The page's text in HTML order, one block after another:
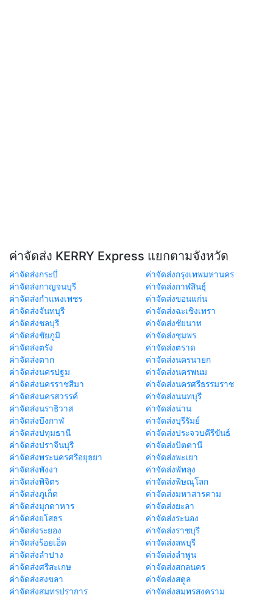
ค่าจัดส่ง KERRY Express แยกตามจังหวัด
ค่าจัดส่งกระบี่
ค่าจัดส่งกรุงเทพมหานคร
ค่าจัดส่งกาญจนบุรี
ค่าจัดส่งกาฬสินธุ์
ค่าจัดส่งกำแพงเพชร
ค่าจัดส่งขอนแก่น
ค่าจัดส่งจันทบุรี
ค่าจัดส่งฉะเชิงเทรา
ค่าจัดส่งชลบุรี
ค่าจัดส่งชัยนาท
ค่าจัดส่งชัยภูมิ
ค่าจัดส่งชุมพร
ค่าจัดส่งตรัง
ค่าจัดส่งตราด
ค่าจัดส่งตาก
ค่าจัดส่งนครนายก
ค่าจัดส่งนครปฐม
ค่าจัดส่งนครพนม
ค่าจัดส่งนครราชสีมา
ค่าจัดส่งนครศรีธรรมราช
ค่าจัดส่งนครสวรรค์
ค่าจัดส่งนนทบุรี
ค่าจัดส่งนราธิวาส
ค่าจัดส่งน่าน
ค่าจัดส่งบึงกาฬ
ค่าจัดส่งบุรีรัมย์
ค่าจัดส่งปทุมธานี
ค่าจัดส่งประจวบคีรีขันธ์
ค่าจัดส่งปราจีนบุรี
ค่าจัดส่งปัตตานี
ค่าจัดส่งพระนครศรีอยุธยา
ค่าจัดส่งพะเยา
ค่าจัดส่งพังงา
ค่าจัดส่งพัทลุง
ค่าจัดส่งพิจิตร
ค่าจัดส่งพิษณุโลก
ค่าจัดส่งภูเก็ต
ค่าจัดส่งมหาสารคาม
ค่าจัดส่งมุกดาหาร
ค่าจัดส่งยะลา
ค่าจัดส่งยโสธร
ค่าจัดส่งระนอง
ค่าจัดส่งระยอง
ค่าจัดส่งราชบุรี
ค่าจัดส่งร้อยเอ็ด
ค่าจัดส่งลพบุรี
ค่าจัดส่งลำปาง
ค่าจัดส่งลำพูน
ค่าจัดส่งศรีสะเกษ
ค่าจัดส่งสกลนคร
ค่าจัดส่งสงขลา
ค่าจัดส่งสตูล
ค่าจัดส่งสมุทรปราการ
ค่าจัดส่งสมุทรสงคราม